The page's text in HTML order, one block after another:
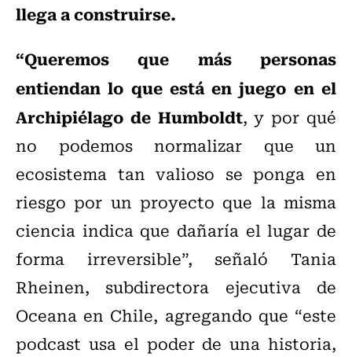
llega a construirse.
“Queremos que más personas
entiendan lo que está en juego en el
Archipiélago de Humboldt, y por qué
no podemos normalizar que un
ecosistema tan valioso se ponga en
riesgo por un proyecto que la misma
ciencia indica que dañaría el lugar de
forma irreversible”, señaló Tania
Rheinen, subdirectora ejecutiva de
Oceana en Chile, agregando que “este
podcast usa el poder de una historia,